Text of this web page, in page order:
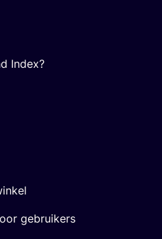
Index?
gebruikers